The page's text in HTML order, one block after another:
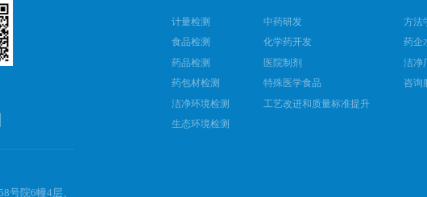
号院6幢4层、
计量检测
食品检测
药品检测
药包材检测
洁净环境检测
生态环境检测
中药研发
化学药开发
医院制剂
特殊医学食品
工艺改进和质量标准提升
方法
药企
洁净
咨询